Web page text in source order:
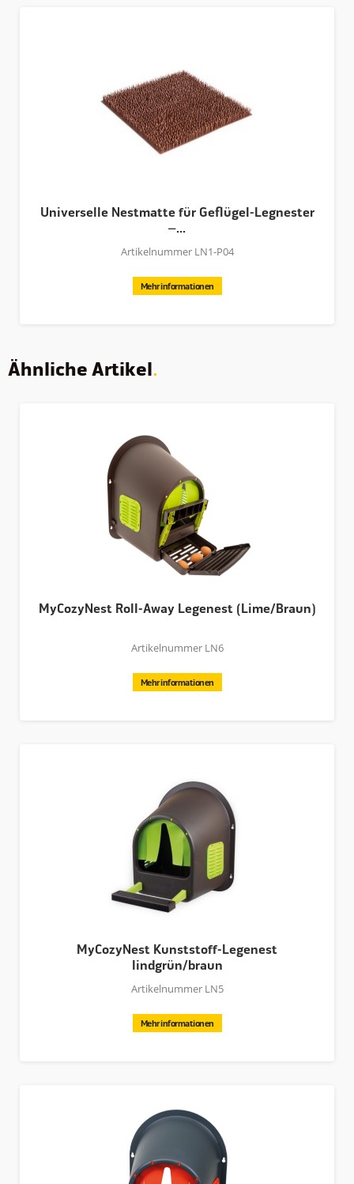
Palette. Dank der Verwendung von Blindnieten ist die
Montage des Nestomatic außerdem sehr einfach!
Der super starke Karton beschützt unser Produkt vor
Transportschäden.
Universelle Nestmatte für Geflügel-Legnester
–...
Artikelnummer LN1-P04
Mehr informationen
Ähnliche Artikel
MyCozyNest Roll-Away Legenest (Lime/Braun)
Artikelnummer LN6
Mehr informationen
MyCozyNest Kunststoff-Legenest
lindgrün/braun
Artikelnummer LN5
Mehr informationen